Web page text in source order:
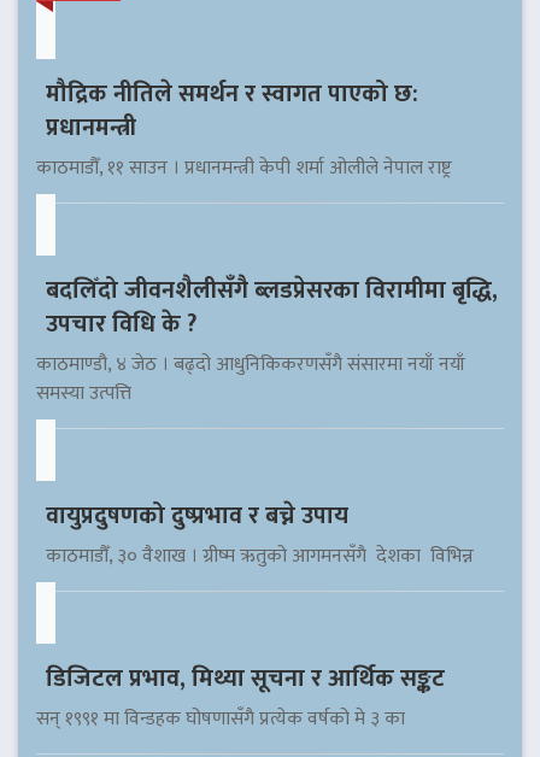
मौद्रिक नीतिले समर्थन र स्वागत पाएको छ:
प्रधानमन्त्री
काठमाडौँ, ११ साउन । प्रधानमन्त्री केपी शर्मा ओलीले नेपाल राष्ट्र
बदलिँदो जीवनशैलीसँगै ब्लडप्रेसरका विरामीमा बृद्धि,
उपचार विधि के ?
काठमाण्डौ, ४ जेठ । बढ्दो आधुनिकिकरणसँगै संसारमा नयाँ नयाँ
समस्या उत्पत्ति
वायुप्रदुषणको दुष्प्रभाव र बच्ने उपाय
काठमाडौँ, ३० वैशाख । ग्रीष्म ऋतुको आगमनसँगै देशका विभिन्न
डिजिटल प्रभाव, मिथ्या सूचना र आर्थिक सङ्कट
सन् १९९१ मा विन्डहक घोषणासँगै प्रत्येक वर्षको मे ३ का